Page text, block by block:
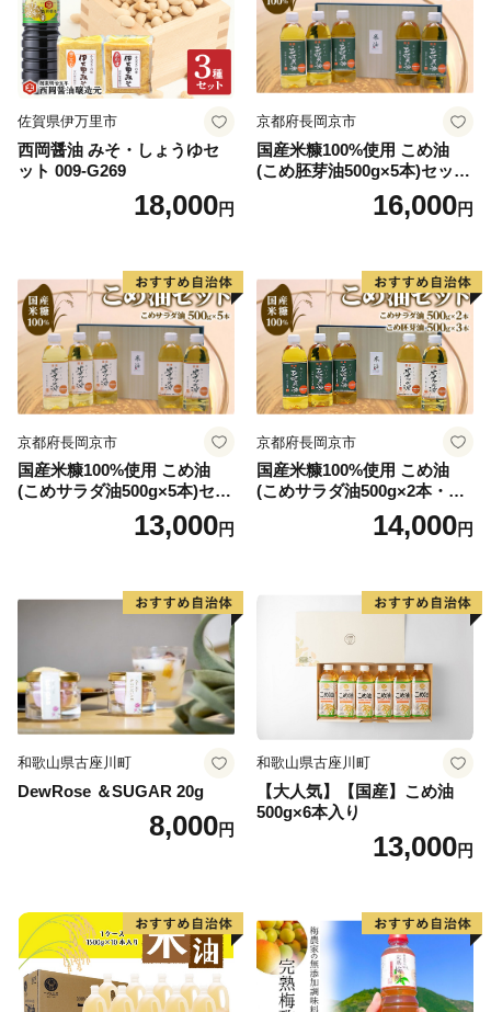
－－－－－－－－－－－－－－－－－－－
◆米沢市は、ふるさと納税の対象団体です◆
本市は、ふるさと納税の基準に適合しているとして、
総務大臣の指定を受けました。
下記指定期間内に本市にふるさと納税（寄附）をします
と、個人住民税の寄附金特例控除の適用が受けられま
（なお、適用を受けるためには寄附者様にて税額控除の
【指定の根拠】
令和７年９月２６日付け総税市第１２０号
【指定期間】
令和７年１０月１日から令和８年９月３０日まで
佐賀県伊万里市
西岡醤油 みそ・しょうゆセ
ット 009-G269
18,000円
京都府長岡京市
国産米糠100%使用 こめ油
(こめ胚芽油500g×5本)セット
16,000円
京都府長岡京市
国産米糠100%使用 こめ油
(こめサラダ油500g×5本)セッ
13,000円
京都府長岡京市
国産米糠100%使用 こめ油
(こめサラダ油500g×2本・こ
め胚芽油500g×3本)セット [1
14,000円
和歌山県古座川町
DewRose ＆SUGAR 20g
8,000円
和歌山県古座川町
【大人気】【国産】こめ油
500g×6本入り
13,000円